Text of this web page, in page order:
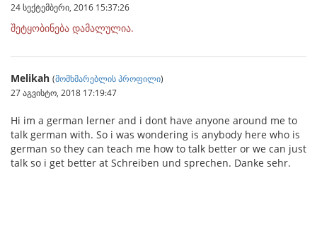
24 სექტემბერი, 2016 15:37:26
შეტყობინება დამალულია.
Melikah (მომხმარებლის პროფილი)
27 აგვისტო, 2018 17:19:47
Hi im a german lerner and i dont have anyone around me to
talk german with. So i was wondering is anybody here who is
german so they can teach me how to talk better or we can just
talk so i get better at Schreiben und sprechen. Danke sehr.